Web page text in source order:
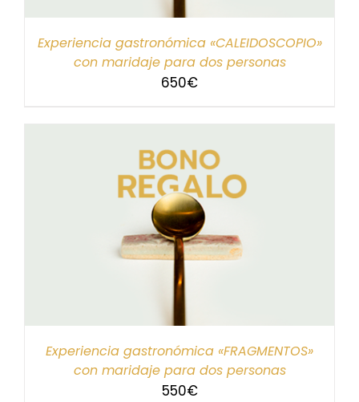
Experiencia gastronómica «CALEIDOSCOPIO»
con maridaje para dos personas
650€
Experiencia gastronómica «FRAGMENTOS»
con maridaje para dos personas
550€